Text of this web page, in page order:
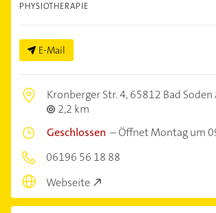
PHYSIOTHERAPIE
E-Mail
Kronberger Str. 4,65812 Bad Soden
2,2 km
Geschlossen –Öffnet Montag um
06196 56 18 88
Webseite